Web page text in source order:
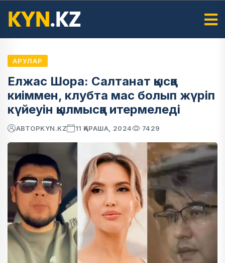
АРУЛАР
Елжас Шора: Салтанат қысқа
киіммен, клубта мас болып жүріп
күйеуін қылмысқа итермеледі
АВТОРKYN.KZ 11 ҚАРАША, 2024 7429